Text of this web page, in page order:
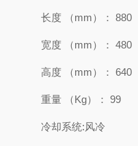
长度 （mm）： 880
宽度 （mm）： 480
高度 （mm）： 640
重量 （Kg）： 99
冷却系统:风冷